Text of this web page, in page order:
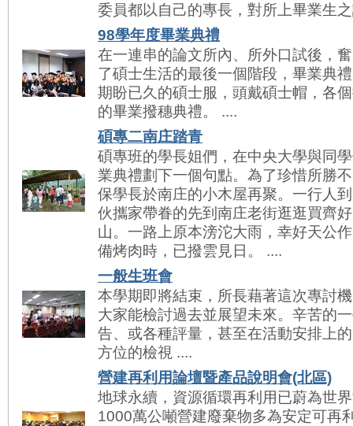
委員都以自己的專長，對所上畢業生
98學年度畢業典禮
在一連串的論文所內、所外口試後，
了碩士生活的最後一個階段，畢業典
期盼已久的碩士服，頭戴碩士帽，各
的畢業撥穗典禮。 ....
碩專二南庄踏青
碩專班的學長姐們，在中央大學與同
業典禮劃下一個句點。為了珍惜所勝
保學長於南庄的小木屋再聚。一行人
伙攜家帶眷的先到南庄老街逛逛買齊
山。一路上原本滂沱大雨，幸好天公
備烤肉時，已撥雲見日。 ....
一般生班會
本學期即將結束，所長藉著這次專討
大家能檢討過去並展望未來。辛苦的
告、或各種評量，甚至在活動安排上
方位的檢視 ....
營建再利用論壇暨產品說明會(北區)
地球永續，資源循環再利用已蔚為世
1000萬公噸營建廢棄物多為安定可再